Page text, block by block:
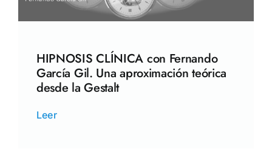
HIPNOSIS CLÍNICA con Fernando
García Gil. Una aproximación teórica
desde la Gestalt
Leer